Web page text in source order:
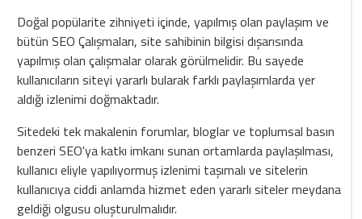
Doğal popülarite zihniyeti içinde, yapılmış olan paylaşım ve
bütün SEO Çalışmaları, site sahibinin bilgisi dışarısında
yapılmış olan çalışmalar olarak görülmelidir. Bu sayede
kullanıcıların siteyi yararlı bularak farklı paylaşımlarda yer
aldığı izlenimi doğmaktadır.
Sitedeki tek makalenin forumlar, bloglar ve toplumsal basın
benzeri SEO'ya katkı imkanı sunan ortamlarda paylaşılması,
kullanıcı eliyle yapılıyormuş izlenimi taşımalı ve sitelerin
kullanıcıya ciddi anlamda hizmet eden yararlı siteler meydana
geldiği olgusu oluşturulmalıdır.